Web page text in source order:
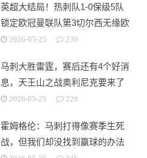
英超大结局！热刺队1-0保级5队
锁定欧冠曼联队第3切尔西无缘欧
战2026-05-25 230
马刺大胜雷霆，赛后还有4个好消
息，天王山之战奥利尼克要来了
2026-05-25 229
霍姆格伦：马刺打得像赛季生死
战，但我们却没找到赢球的办法